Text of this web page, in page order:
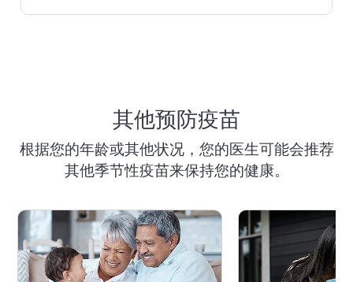
人群可接种 RSV 疫苗。最好在夏末或秋
您只为接种疫苗而来，它可能是免费
如果您已经接种了 RSV 疫苗，就不需要
(CDC) 目前不建议将其作为年度接种的
疫苗。
*医疗补助计划（Medicaid，即白卡）/
疗。如果您出现紧急情况，如呼吸困
难，并需要去医院，医生可能会进行其
他治疗或方法来帮助您康复。
其他预防疫苗
根据您的年龄或其他状况，您的医生可能会推荐
其他季节性疫苗来保持您的健康。